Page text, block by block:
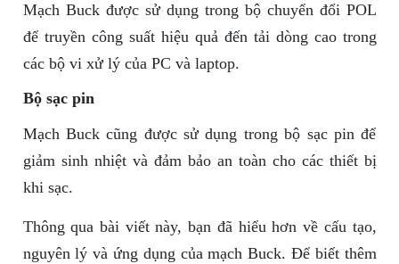
Mạch Buck được sử dụng trong bộ chuyển đổi POL
để truyền công suất hiệu quả đến tải dòng cao trong
các bộ vi xử lý của PC và laptop.
Bộ sạc pin
Mạch Buck cũng được sử dụng trong bộ sạc pin để
giảm sinh nhiệt và đảm bảo an toàn cho các thiết bị
khi sạc.
Thông qua bài viết này, bạn đã hiểu hơn về cấu tạo,
nguyên lý và ứng dụng của mạch Buck. Để biết thêm